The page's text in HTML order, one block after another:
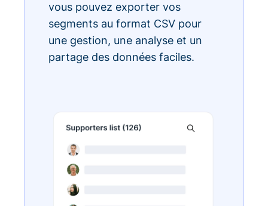
vous pouvez exporter vos
segments au format CSV pour
une gestion, une analyse et un
partage des données faciles.